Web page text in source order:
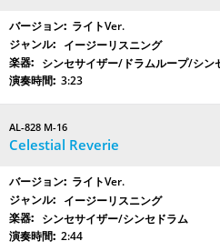
ライトVer.
イージーリスニング
シンセサイザー/ドラムループ/シン
3:23
AL-828 M-16
Celestial Reverie
ライトVer.
イージーリスニング
シンセサイザー/シンセドラム
2:44